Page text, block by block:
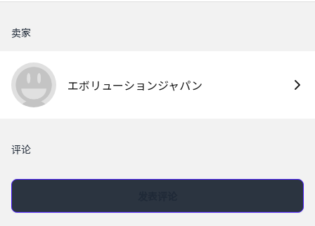
卖家
エボリューションジャパン
评论